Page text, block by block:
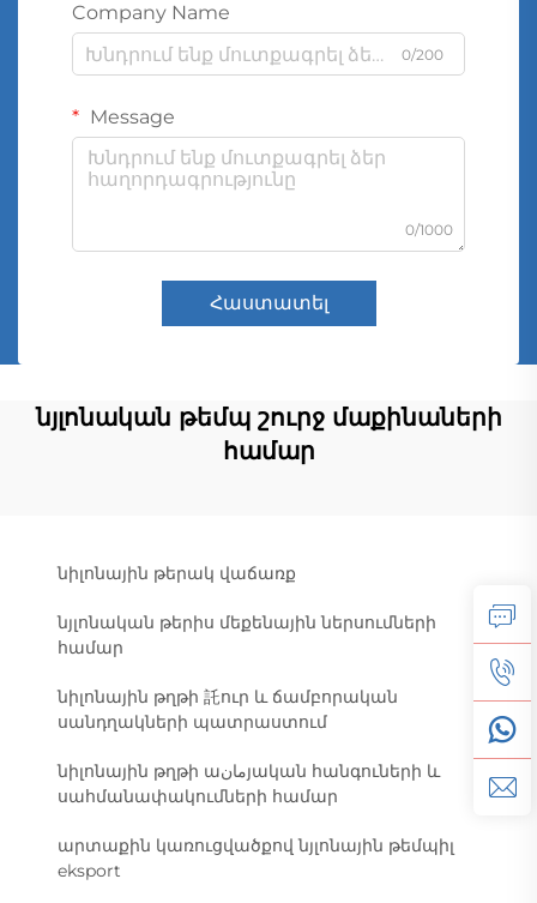
Company Name
0/200
Message
0/1000
Հաստատել
նյլոնական թեմպ շուրջ մաքինաների
համար
նիլոնային թերակ վաճառք
նյլոնական թերիս մեքենային ներսումների
համար
նիլոնային թղթի 託ուր և ճամբորական
սանդղակների պատրաստում
նիլոնային թղթի աمانյական հանգուների և
սահմանափակումների համար
արտաքին կառուցվածքով նյլոնային թեմպիլ
eksport